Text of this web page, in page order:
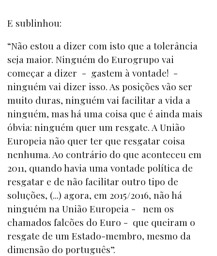
E sublinhou:
“Não estou a dizer com isto que a tolerância
seja maior. Ninguém do Eurogrupo vai
começar a dizer - gastem à vontade! -
ninguém vai dizer isso. As posições vão ser
muito duras, ninguém vai facilitar a vida a
ninguém, mas há uma coisa que é ainda mais
óbvia: ninguém quer um resgate. A União
Europeia não quer ter que resgatar coisa
nenhuma. Ao contrário do que aconteceu em
2011, quando havia uma vontade política de
resgatar e de não facilitar outro tipo de
soluções, (...) agora, em 2015/2016, não há
ninguém na União Europeia - nem os
chamados falcões do Euro - que queiram o
resgate de um Estado-membro, mesmo da
dimensão do português”.